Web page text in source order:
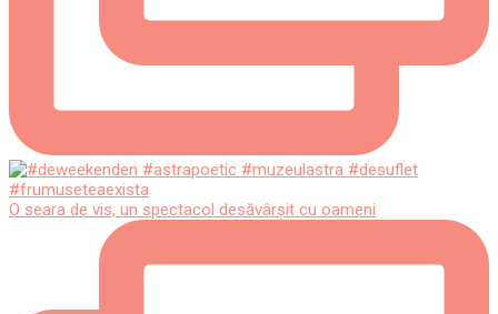
O seara de vis, un spectacol desăvârșit cu oameni